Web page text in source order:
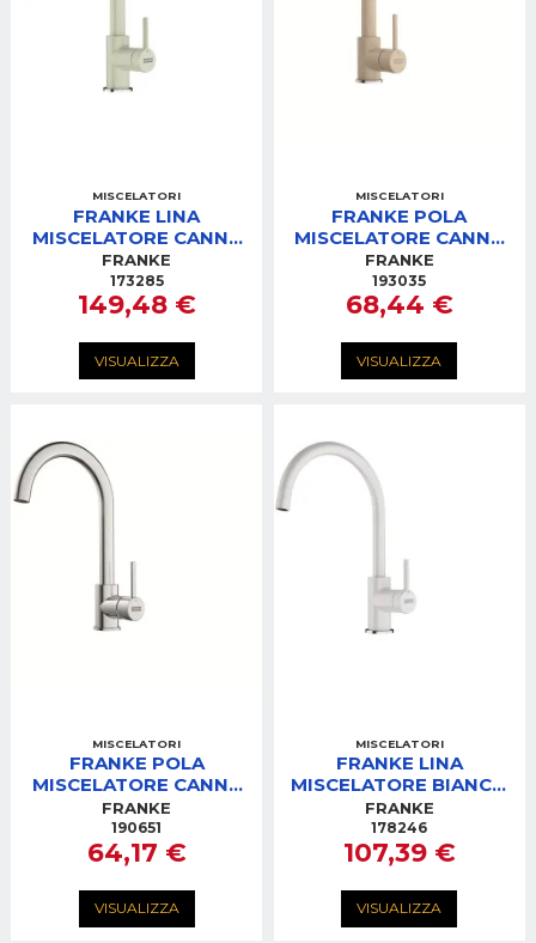
MISCELATORI
FRANKE LINA
MISCELATORE CANNA
GIRE VOLE C/DOCCIA
AVENA
FRANKE
173285
149,48 €
VISUALIZZA
MISCELATORI
FRANKE POLA
MISCELATORE CANNA
GIREVOLE J AVENA
FRANKE
193035
68,44 €
VISUALIZZA
MISCELATORI
FRANKE POLA
MISCELATORE CANNA
GIREVOLE CROMO
FRANKE
190651
64,17 €
VISUALIZZA
MISCELATORI
FRANKE LINA
MISCELATORE BIANCO
CON CANNA GIREVOLE
FRANKE
178246
107,39 €
VISUALIZZA